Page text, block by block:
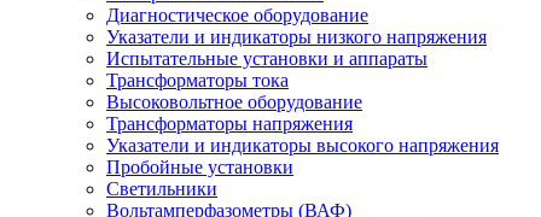
Диагностическое оборудование
Указатели и индикаторы низкого напряжения
Испытательные установки и аппараты
Трансформаторы тока
Высоковольтное оборудование
Трансформаторы напряжения
Указатели и индикаторы высокого напряжения
Пробойные установки
Светильники
Вольтамперфазометры (ВАФ)